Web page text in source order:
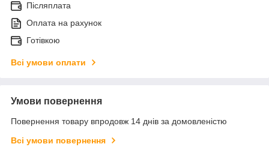
Післяплата
Оплата на рахунок
Готівкою
Всі умови оплати
Умови повернення
Повернення товару впродовж 14 днів за домовленістю
Всі умови повернення